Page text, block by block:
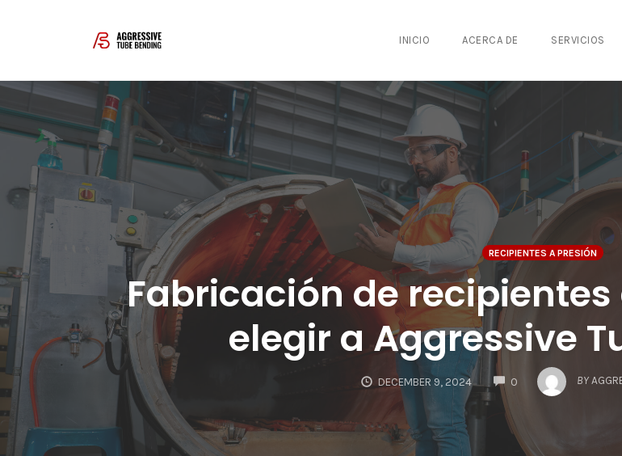
Skip
to
content
INICIO ACERCA DE SERVICIOS
RECIPIENTES A PRESIÓN
Fabricación de recipientes
elegir a Aggressive
DECEMBER 9, 2024 0
COMMENTS
BY